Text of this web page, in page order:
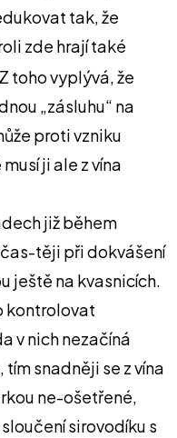
tak, že
zde hrají také
toho vyplývá, že
„zásluhu“ na
proti vzniku
ji ale z vína
již během
těji při dokvášení
ještě na kvasnicích.
kontrolovat
v nich nezačíná
snadněji se z vína
ne-ošetřené,
sirovodíku s